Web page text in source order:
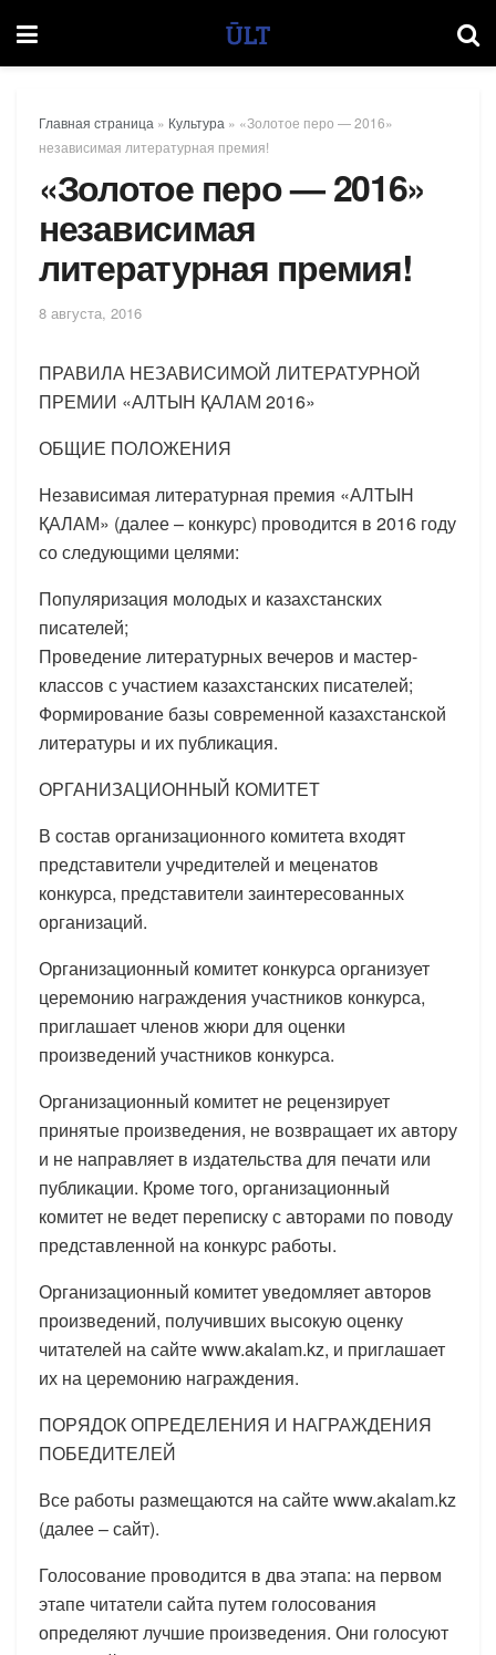
Главная страница » Культура » «Золотое перо — 2016»
независимая литературная премия!
«Золотое перо — 2016»
независимая
литературная премия!
8 августа, 2016
ПРАВИЛА НЕЗАВИСИМОЙ ЛИТЕРАТУРНОЙ
ПРЕМИИ «АЛТЫН ҚАЛАМ 2016»
ОБЩИЕ ПОЛОЖЕНИЯ
Независимая литературная премия «АЛТЫН
ҚАЛАМ» (далее – конкурс) проводится в 2016 году
со следующими целями:
Популяризация молодых и казахстанских
писателей;
Проведение литературных вечеров и мастер-
классов с участием казахстанских писателей;
Формирование базы современной казахстанской
литературы и их публикация.
ОРГАНИЗАЦИОННЫЙ КОМИТЕТ
В состав организационного комитета входят
представители учредителей и меценатов
конкурса, представители заинтересованных
организаций.
Организационный комитет конкурса организует
церемонию награждения участников конкурса,
приглашает членов жюри для оценки
произведений участников конкурса.
Организационный комитет не рецензирует
принятые произведения, не возвращает их автору
и не направляет в издательства для печати или
публикации. Кроме того, организационный
комитет не ведет переписку с авторами по поводу
представленной на конкурс работы.
Организационный комитет уведомляет авторов
произведений, получивших высокую оценку
читателей на сайте www.akalam.kz, и приглашает
их на церемонию награждения.
ПОРЯДОК ОПРЕДЕЛЕНИЯ И НАГРАЖДЕНИЯ
ПОБЕДИТЕЛЕЙ
Все работы размещаются на сайте www.akalam.kz
(далее – сайт).
Голосование проводится в два этапа: на первом
этапе читатели сайта путем голосования
определяют лучшие произведения. Они голосуют